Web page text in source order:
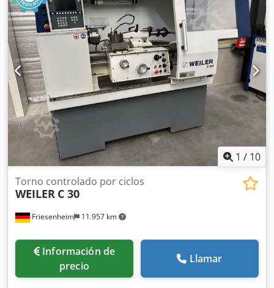
total necesaria 19 kW Peso de la máquina aprox. 4300 kg
Espacio necesario aprox. 4300 x 1600 x 1800 m Este torno
de ciclo EMCO E 300x2000 se suministra completo con
todos los accesorios. accesorios. Descripción: - Dispositivo
de refrigeración - 1 pieza Luenette abierta 20-145mm
Dksdpfx Ajvwgpbsd Sor - 1 pieza guía cerrada 15-185mm -
1 pieza placa frontal - 1 pieza mandril de tres garras - 1
pieza portabrocas de cuña D=400mm - Portaherramientas
cuádruple Parat - Varios portaherramientas
1 / 10
Friesenheim 11.957 km
Torno controlado por ciclos
WEILER C 30
Información de
precio
Llamar